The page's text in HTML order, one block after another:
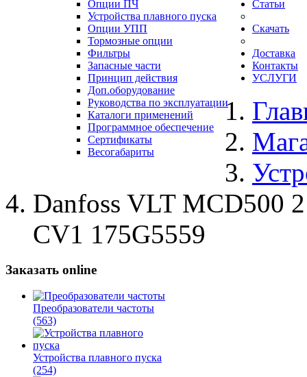
Опции ПЧ
Устройства плавного пуска
Опции УПП
Тормозные опции
Фильтры
Запасные части
Статьи
Принцип действия
Доп.оборудование
Скачать
Руководства по эксплуатации
Каталоги применений
Программное обеспечение
Сертификаты
Весогабариты
Доставка
Контакты
УСЛУГИ
Danfoss VLT MCD500
CV1 175G5559
Заказать online
Преобразователи частоты
(563)
Устройства плавного пуска
(254)